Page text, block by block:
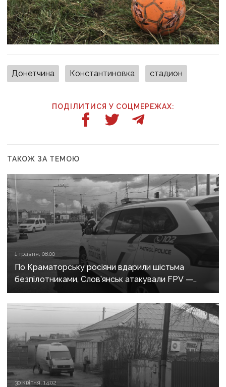
Донетчина Константиновка стадион
ПОДІЛИТИСЯ У СОЦМЕРЕЖАХ:
ТАКОЖ ЗА ТЕМОЮ
1 травня, 08:00
По Краматорську росіяни вдарили шістьма
безпілотниками, Слов’янськ атакували FPV —
росіяни не припиняють обстріли Донеччини
30 квітня, 14:02